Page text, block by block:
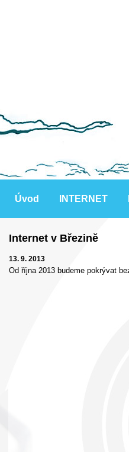
Úvod INTERNET
Internet v Březině
13. 9. 2013
Od října 2013 budeme pokrývat